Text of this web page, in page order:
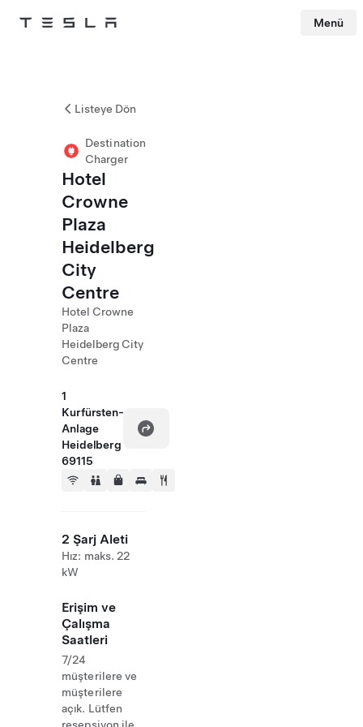
Tesla Menü
Listeye Dön
Destination
Charger
Hotel
Crowne
Plaza
Heidelberg
City
Centre
Hotel Crowne
Plaza
Heidelberg City
Centre
1
Kurfürsten-
Anlage
Heidelberg
69115
2 Şarj Aleti
Hız: maks. 22
kW
Erişim ve
Çalışma
Saatleri
7/24
müşterilere ve
müşterilere
açık. Lütfen